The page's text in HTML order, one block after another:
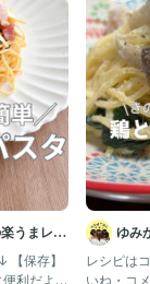
がとうございます✨
🧑🏻‍🍳
° を発信中！
でる
うまレシ
利だよ！
ゆみ
ピ｜
レシピはコメン
いね・コ